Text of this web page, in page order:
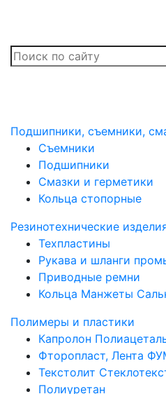
Подшипники, съемники,
Съемники
Подшипники
Смазки и герметики
Кольца стопорные
Резинотехнические
Техпластины
Рукава и шланги
Приводные ремни
Кольца Манжеты
Полимеры и пластики
Капролон
Фторопласт, Лента
Текстолит
Полиуретан